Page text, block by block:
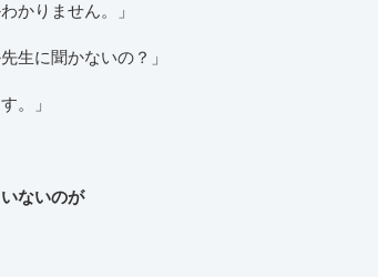
かりません。」
生に聞かないの？」
。」
ないのが